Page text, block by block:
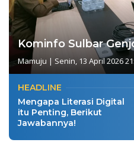
Kominfo Sulbar
Mamuju | Senin, 13 April 2026
HEADLINE
Mengapa Literasi Digital
itu Penting, Berikut
Jawabannya!